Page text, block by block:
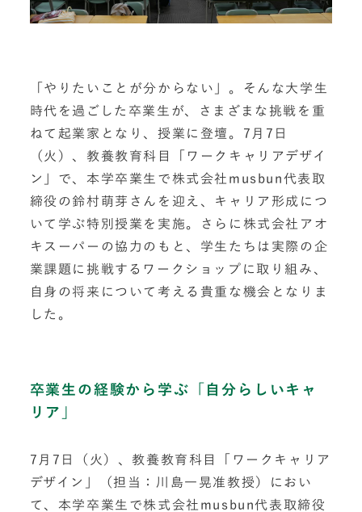
「やりたいことが分からない」。そんな大学生
時代を過ごした卒業生が、さまざまな挑戦を重
ねて起業家となり、授業に登壇。7月7日
（火）、教養教育科目「ワークキャリアデザイ
ン」で、本学卒業生で株式会社musbun代表取
締役の鈴村萌芽さんを迎え、キャリア形成につ
いて学ぶ特別授業を実施。さらに株式会社アオ
キスーパーの協力のもと、学生たちは実際の企
業課題に挑戦するワークショップに取り組み、
自身の将来について考える貴重な機会となりま
した。
卒業生の経験から学ぶ「自分らしいキャ
リア」
7月7日（火）、教養教育科目「ワークキャリア
デザイン」（担当：川島一晃准教授）におい
て、本学卒業生で株式会社musbun代表取締役